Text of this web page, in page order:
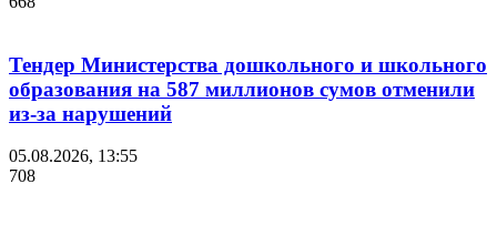
Тендер Министерства дошкольного и школьного
образования на 587 миллионов сумов отменили
из-за нарушений
05.08.2026, 13:55
708